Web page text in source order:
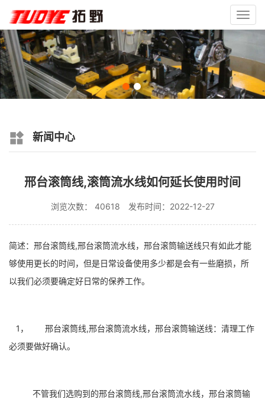
新闻中心
邢台滚筒线,滚筒流水线如何延长使用时间
浏览次数： 40618 发布时间：2022-12-27
简述：邢台滚筒线,邢台滚筒流水线，邢台滚筒输送线只有如此才能
够使用更长的时间，但是日常设备使用多少都是会有一些磨损，所
以我们必须要确定好日常的保养工作。
1， 邢台滚筒线,邢台滚筒流水线，邢台滚筒输送线：清理工作
必须要做好确认。
不管我们选购到的邢台滚筒线,邢台滚筒流水线，邢台滚筒输